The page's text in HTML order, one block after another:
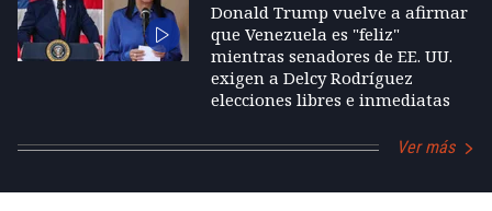
Donald Trump vuelve a afirmar
que Venezuela es "feliz"
mientras senadores de EE. UU.
exigen a Delcy Rodríguez
elecciones libres e inmediatas
Ver más